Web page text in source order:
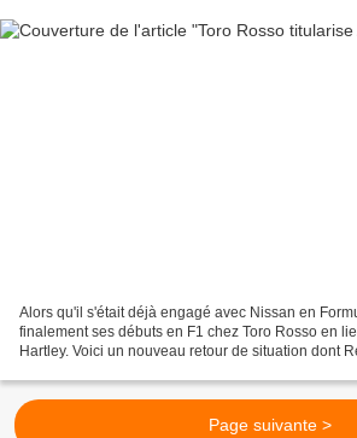
Alors qu'il s'était déjà engagé avec Nissan en
finalement ses débuts en F1 chez Toro Rosso en
Hartley. Voici un nouveau retour de situation dont
Page suivante >